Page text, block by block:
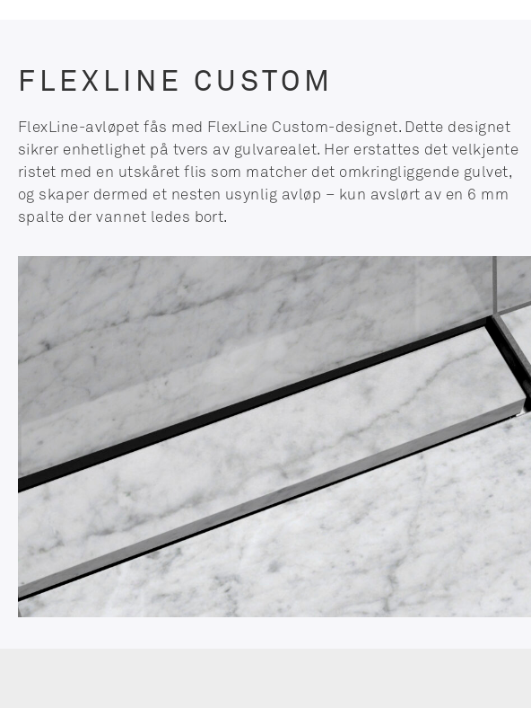
FLEXLINE CUSTOM
FlexLine-avløpet fås med FlexLine Custom-designet. Dette designet
sikrer enhetlighet på tvers av gulvarealet. Her erstattes det velkjente
ristet med en utskåret flis som matcher det omkringliggende gulvet,
og skaper dermed et nesten usynlig avløp – kun avslørt av en 6 mm
spalte der vannet ledes bort.